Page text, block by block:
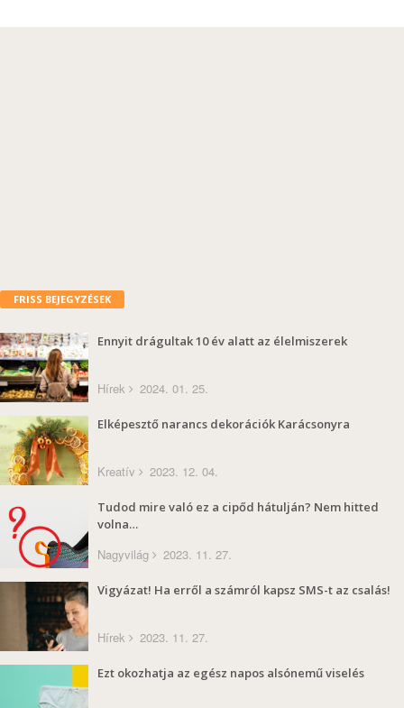
FRISS BEJEGYZÉSEK
Ennyit drágultak 10 év alatt az élelmiszerek
Hírek 2024. 01. 25.
Elképesztő narancs dekorációk Karácsonyra
Kreatív 2023. 12. 04.
Tudod mire való ez a cipőd hátulján? Nem hitted
volna…
Nagyvilág 2023. 11. 27.
Vigyázat! Ha erről a számról kapsz SMS-t az csalás!
Hírek 2023. 11. 27.
Ezt okozhatja az egész napos alsónemű viselés